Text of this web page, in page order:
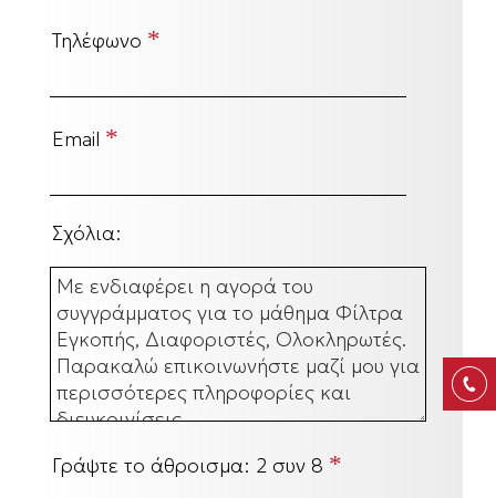
Τηλέφωνο *
Email *
Σχόλια:
Γράψτε το άθροισμα: 2 συν 8 *